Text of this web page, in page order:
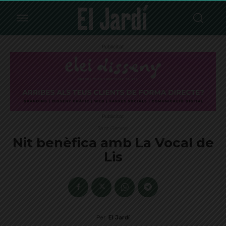
Publicitat
Publicitat
Nit benèfica amb La Vocal de
Lis
Per El Jardí